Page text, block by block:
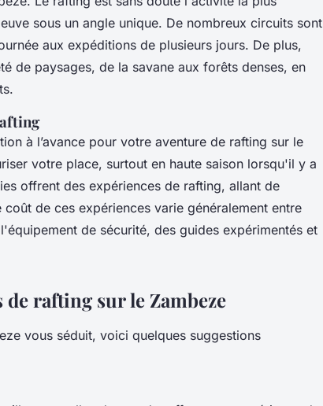
sous un angle unique. De nombreux circuits sont
aux expéditions de plusieurs jours. De plus,
de paysages, de la savane aux forêts denses, en
à l’avance pour votre aventure de rafting sur le
votre place, surtout en haute saison lorsqu'il y a
offrent des expériences de rafting, allant de
de ces expériences varie généralement entre
de sécurité, des guides expérimentés et
rafting sur le Zambeze
vous séduit, voici quelques suggestions